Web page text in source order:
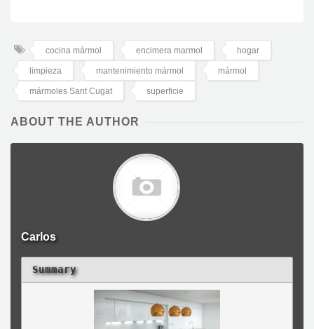
cocina mármol encimera marmol hogar
limpieza mantenimiento mármol mármol
mármoles Sant Cugat superficie
ABOUT THE AUTHOR
Carlos
Summary